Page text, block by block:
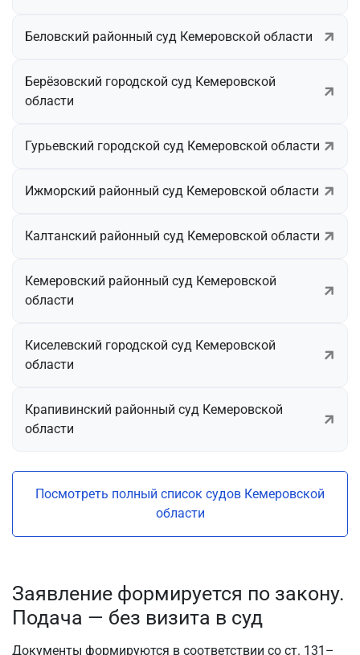
Беловский районный суд Кемеровской области
Берёзовский городской суд Кемеровской
области
Гурьевский городской суд Кемеровской области
Ижморский районный суд Кемеровской области
Калтанский районный суд Кемеровской области
Кемеровский районный суд Кемеровской
области
Киселевский городской суд Кемеровской
области
Крапивинский районный суд Кемеровской
области
Посмотреть полный список судов Кемеровской
области
Заявление формируется по закону.
Подача — без визита в суд
Документы формируются в соответствии со ст. 131–